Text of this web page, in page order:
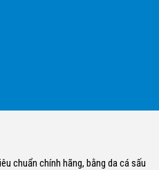
chuẩn chính hãng, bằng da cá sấu